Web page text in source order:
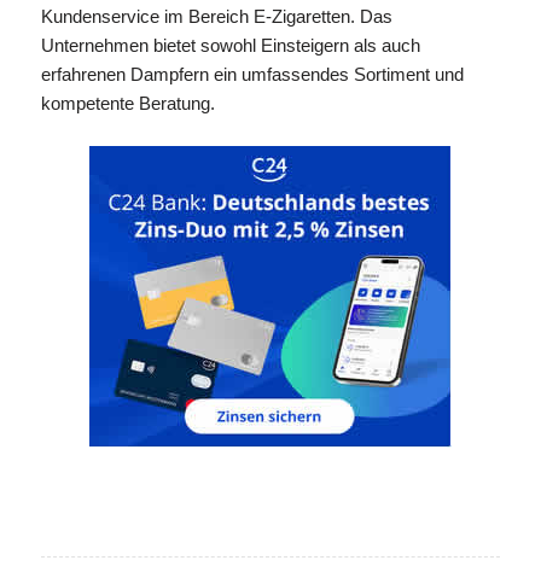
Kundenservice im Bereich E-Zigaretten. Das
Unternehmen bietet sowohl Einsteigern als auch
erfahrenen Dampfern ein umfassendes Sortiment und
kompetente Beratung.